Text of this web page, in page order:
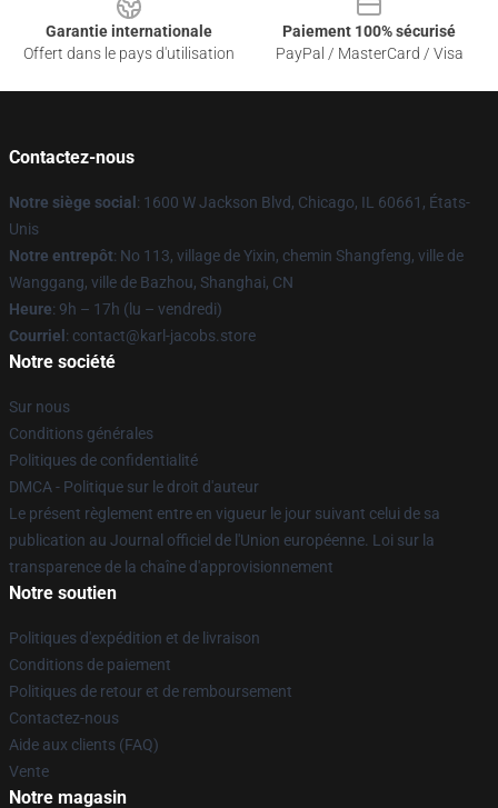
Garantie internationale
Offert dans le pays d'utilisation
Paiement 100% sécurisé
PayPal / MasterCard / Visa
Contactez-nous
Notre siège social : 1600 W Jackson Blvd, Chicago, IL 60661, États-
Unis
Notre entrepôt: No 113, village de Yixin, chemin Shangfeng, ville de
Wanggang, ville de Bazhou, Shanghai, CN
Heure: 9h – 17h (lu – vendredi)
Courriel : contact@karl-jacobs.store
Notre société
Sur nous
Conditions générales
Politiques de confidentialité
DMCA - Politique sur le droit d'auteur
Le présent règlement entre en vigueur le jour suivant celui de sa
publication au Journal officiel de l'Union européenne. Loi sur la
transparence de la chaîne d'approvisionnement
Notre soutien
Politiques d'expédition et de livraison
Conditions de paiement
Politiques de retour et de remboursement
Contactez-nous
Aide aux clients (FAQ)
Vente
Notre magasin